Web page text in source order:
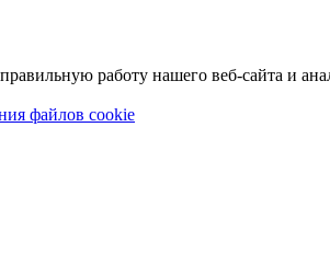
работу нашего веб-сайта и
файлов cookie